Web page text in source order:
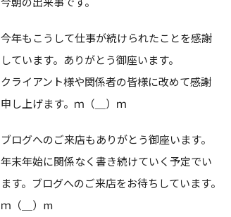
今年もこうして仕事が続けられたことを感謝
しています。ありがとう御座います。
クライアント様や関係者の皆様に改めて感謝
申し上げます。ｍ（＿）ｍ
ブログへのご来店もありがとう御座います。
年末年始に関係なく書き続けていく予定でい
ます。ブログへのご来店をお待ちしています。
ｍ（＿）m